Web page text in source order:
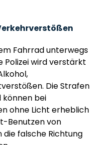
Fahrrad unterwegs
Polizei wird verstärkt
Die Strafen
können bei
ohne Licht erheblich
Benutzen von
die falsche Richtung